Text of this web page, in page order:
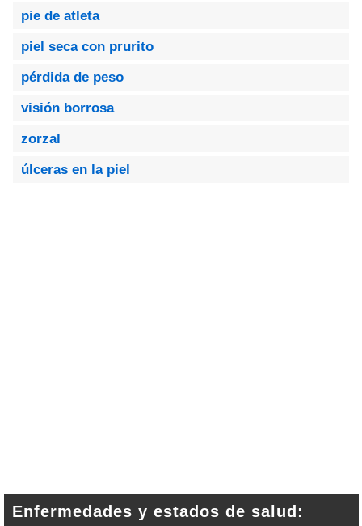
pie de atleta
piel seca con prurito
pérdida de peso
visión borrosa
zorzal
úlceras en la piel
Enfermedades y estados de salud: